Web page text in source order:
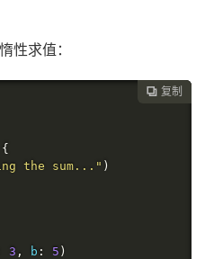
性求值：
 复制
{
the sum..." )
3 , b : 5 )